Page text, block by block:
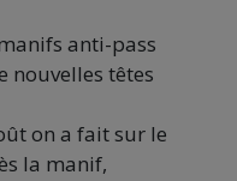
anti-pass
nouvelles têtes
on a fait sur le
la manif,